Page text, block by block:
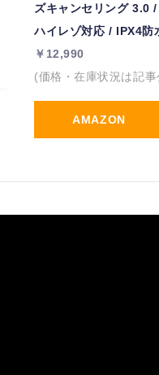
ズキャンセリング 3.0
ハイレゾ対応 / IPX4防
￥12,990
(価格・在庫状況は記
AMAZON